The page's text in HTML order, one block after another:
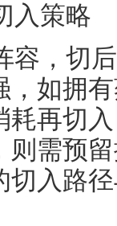
入策略
容，切
，如拥
耗再切
则需预
切入路